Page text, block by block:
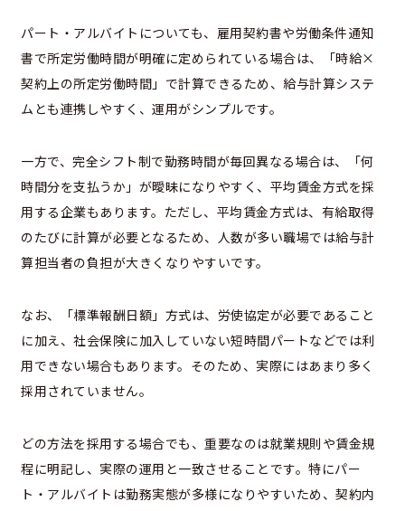
パート・アルバイトについても、雇用契約書や労働条件通知
書で所定労働時間が明確に定められている場合は、「時給×
契約上の所定労働時間」で計算できるため、給与計算システ
ムとも連携しやすく、運用がシンプルです。
一方で、完全シフト制で勤務時間が毎回異なる場合は、「何
時間分を支払うか」が曖昧になりやすく、平均賃金方式を採
用する企業もあります。ただし、平均賃金方式は、有給取得
のたびに計算が必要となるため、人数が多い職場では給与計
算担当者の負担が大きくなりやすいです。
なお、「標準報酬日額」方式は、労使協定が必要であること
に加え、社会保険に加入していない短時間パートなどでは利
用できない場合もあります。そのため、実際にはあまり多く
採用されていません。
どの方法を採用する場合でも、重要なのは就業規則や賃金規
程に明記し、実際の運用と一致させることです。特にパー
ト・アルバイトは勤務実態が多様になりやすいため、契約内